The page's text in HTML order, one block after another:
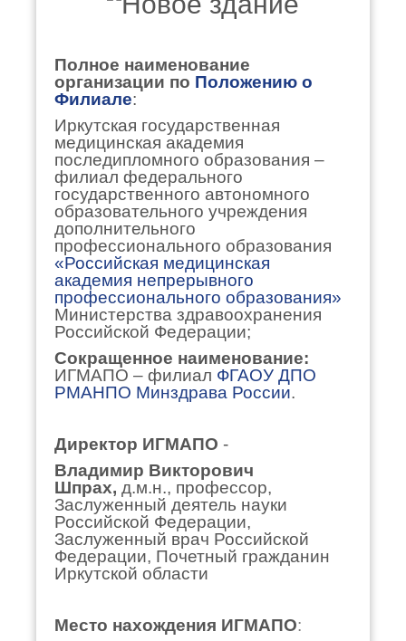
Полное наименование
организации по Положению о
Филиале:
Иркутская государственная
медицинская академия
последипломного образования –
филиал федерального
государственного автономного
образовательного учреждения
дополнительного
профессионального образования
«Российская медицинская
академия непрерывного
профессионального образования»
Министерства здравоохранения
Российской Федерации;
Сокращенное наименование:
ИГМАПО – филиал ФГАОУ ДПО
РМАНПО Минздрава России.
Директор ИГМАПО -
Владимир Викторович
Шпрах, д.м.н., профессор,
Заслуженный деятель науки
Российской Федерации,
Заслуженный врач Российской
Федерации, Почетный гражданин
Иркутской области
Место нахождения ИГМАПО: